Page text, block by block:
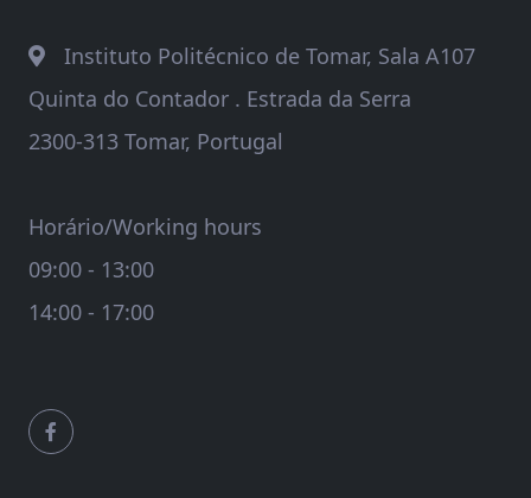
Instituto Politécnico de Tomar, Sala A107
Quinta do Contador . Estrada da Serra
2300-313 Tomar, Portugal
Horário/Working hours
09:00 - 13:00
14:00 - 17:00